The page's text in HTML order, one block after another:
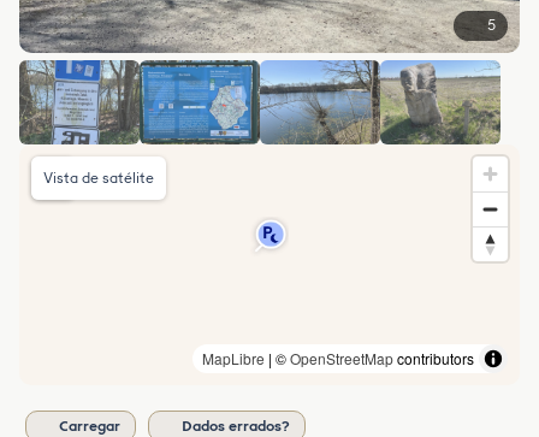
5
MapLibre | ©OpenStreetMapcontributors
Vista de satélite
Carregar Dados errados?